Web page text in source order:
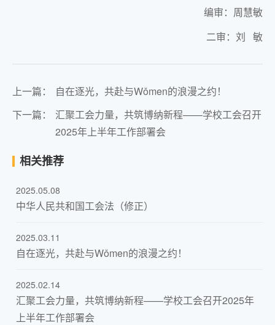
编审：周慧敏
二审：刘 敏
上一篇：
自在逐光，共赴与Wǒmen的浪漫之约！
下一篇：
汇聚工会力量，共筑博纳新程——学校工会召开
2025年上半年工作部署会
相关推荐
2025.05.08
中华人民共和国工会法（修正）
2025.03.11
自在逐光，共赴与Wǒmen的浪漫之约！
2025.02.14
汇聚工会力量，共筑博纳新程——学校工会召开2025年
上半年工作部署会